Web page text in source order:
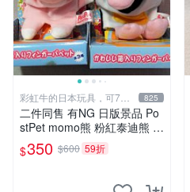
彩虹牛的日本玩具，可7取
付
825
二件同售 有NG 日版景品 Po
stPet momo熊 粉紅泰迪熊 妹
妹 comomo 企鵝 娃娃 布偶
手指頭 娃娃
$350 $600 59折